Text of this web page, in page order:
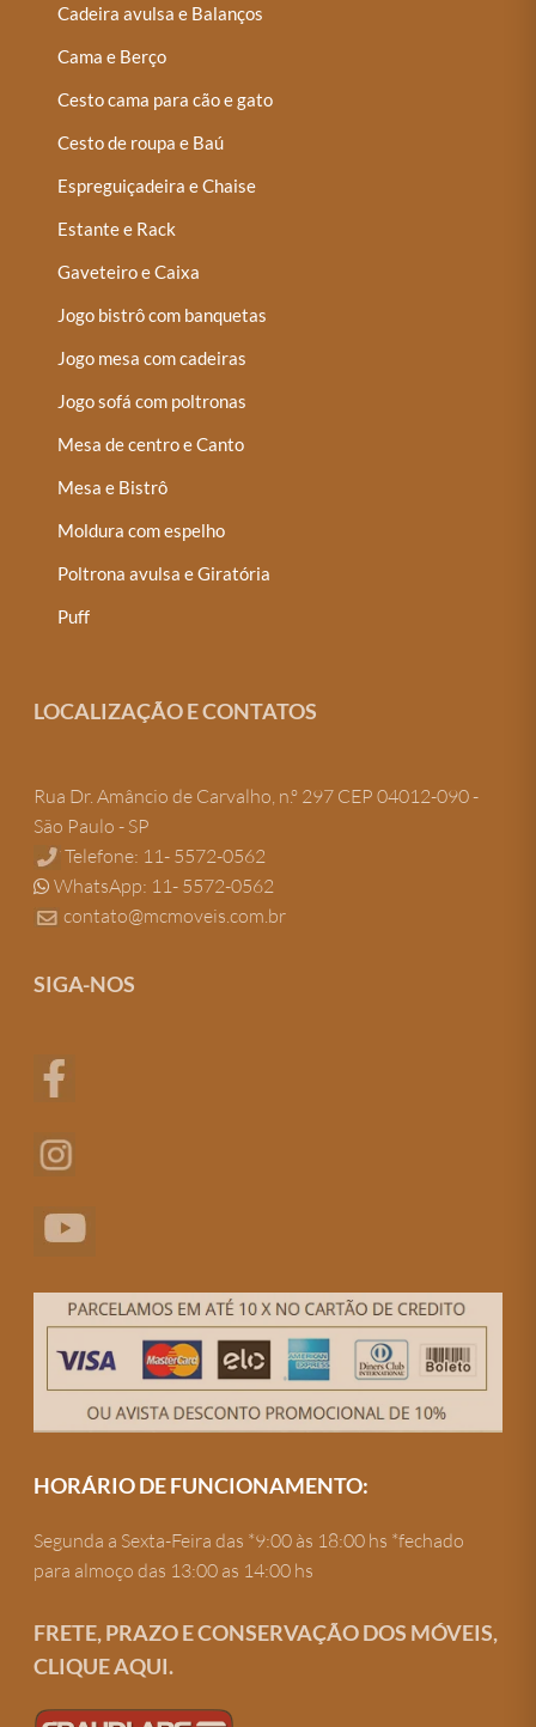
Cadeira avulsa e Balanços
Cama e Berço
Cesto cama para cão e gato
Cesto de roupa e Baú
Espreguiçadeira e Chaise
Estante e Rack
Gaveteiro e Caixa
Jogo bistrô com banquetas
Jogo mesa com cadeiras
Jogo sofá com poltronas
Mesa de centro e Canto
Mesa e Bistrô
Moldura com espelho
Poltrona avulsa e Giratória
Puff
LOCALIZAÇÃO E CONTATOS
Rua Dr. Amâncio de Carvalho, n.º 297 CEP 04012-090 -
São Paulo - SP
Telefone: 11- 5572-0562
WhatsApp: 11- 5572-0562
contato@mcmoveis.com.br
SIGA-NOS
HORÁRIO DE FUNCIONAMENTO:
Segunda a Sexta-Feira das *9:00 às 18:00 hs *fechado
para almoço das 13:00 as 14:00 hs
FRETE, PRAZO E CONSERVAÇÃO DOS MÓVEIS,
CLIQUE AQUI.